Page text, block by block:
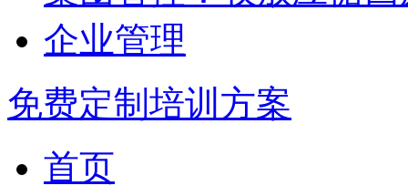
企业管理
免费定制培训方案
首页